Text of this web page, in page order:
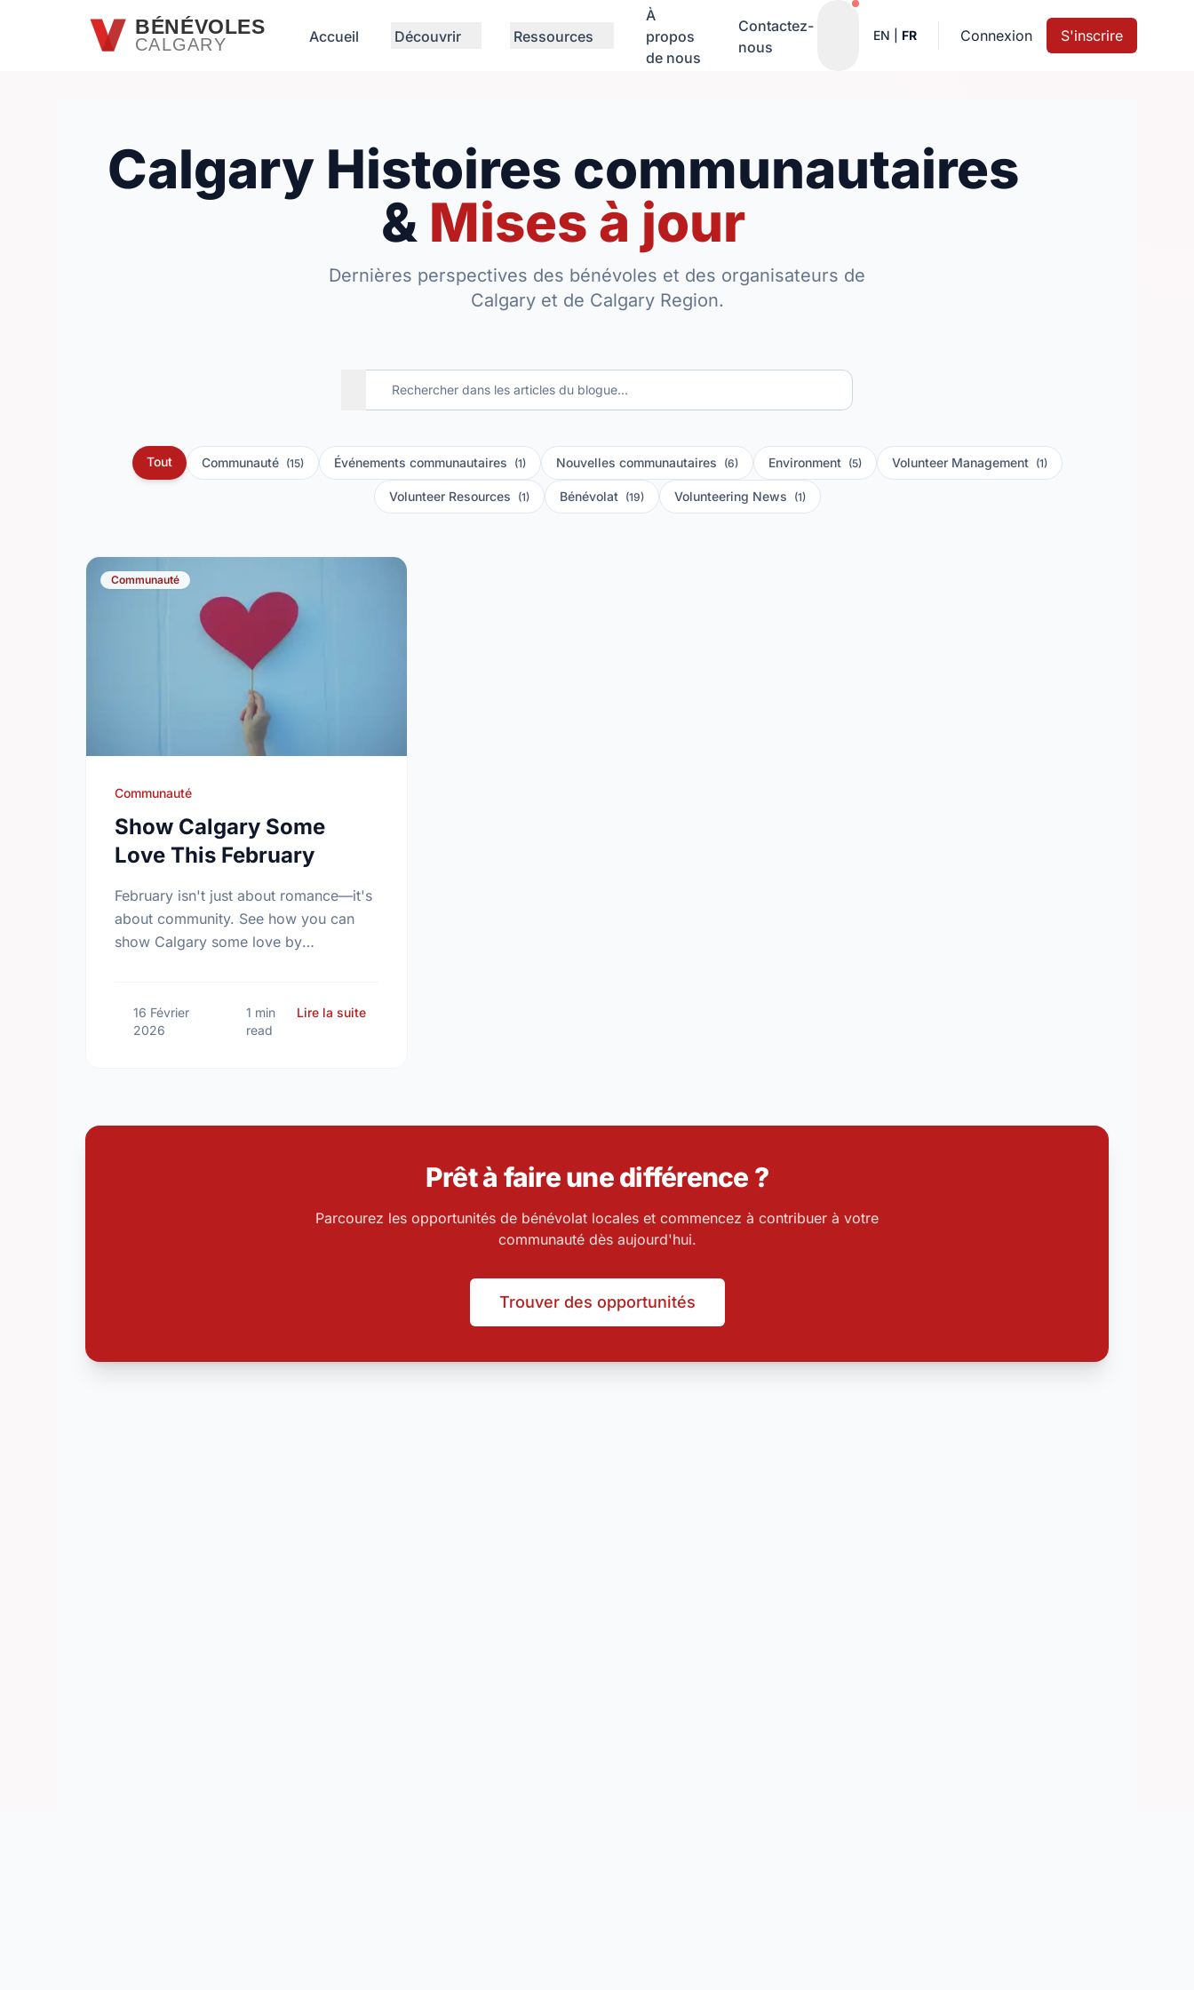
Passer au contenu principalBÉNÉVOLES
CALGARY Accueil Découvrir Ressources
À
propos
de nous
Contactez-
nous
Notifications actives
EN FR Connexion S'inscrire
Calgary Histoires communautaires
& Mises à jour
Dernières perspectives des bénévoles et des organisateurs de
Calgary et de Calgary Region.
Tout Communauté (15) Événements communautaires (1) Nouvelles communautaires (6) Environment (5) Volunteer Management (1)
Volunteer Resources (1) Bénévolat (19) Volunteering News (1)
Communauté
Communauté
Show Calgary Some
Love This February
February isn't just about romance—it's
about community. See how you can
show Calgary some love by
16 Février
2026
1 min
read
Lire la suitesur Show Calgary Some Love This February
Prêt à faire une différence ?
Parcourez les opportunités de bénévolat locales et commencez à contribuer à votre
communauté dès aujourd'hui.
Trouver des opportunités